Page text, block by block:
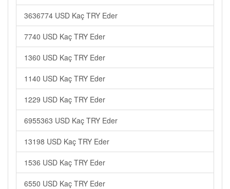
3636774 USD Kaç TRY Eder
7740 USD Kaç TRY Eder
1360 USD Kaç TRY Eder
1140 USD Kaç TRY Eder
1229 USD Kaç TRY Eder
6955363 USD Kaç TRY Eder
13198 USD Kaç TRY Eder
1536 USD Kaç TRY Eder
6550 USD Kaç TRY Eder